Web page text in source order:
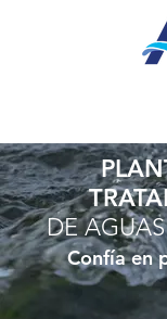
DE AGUAS
Confía en